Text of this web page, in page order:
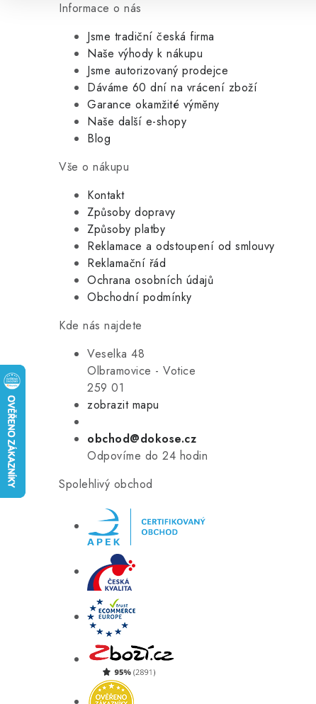
Informace o nás
Jsme tradiční česká firma
Naše výhody k nákupu
Jsme autorizovaný prodejce
Dáváme 60 dní na vrácení zboží
Garance okamžité výměny
Naše další e-shopy
Blog
Vše o nákupu
Kontakt
Způsoby dopravy
Způsoby platby
Reklamace a odstoupení od smlouvy
Reklamační řád
Ochrana osobních údajů
Obchodní podmínky
Kde nás najdete
Veselka 48
Olbramovice - Votice
259 01
zobrazit mapu
obchod@dokose.cz
Odpovíme do 24 hodin
Spolehlivý obchod